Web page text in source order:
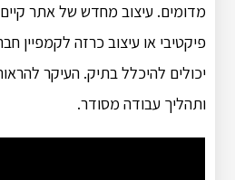
מדומים. עיצוב מחדש של אתר
פיקטיבי או עיצוב כרזה לקמפיין
יכולים להיכלל בתיק. העיקר
ותהליך עבודה מסודר.